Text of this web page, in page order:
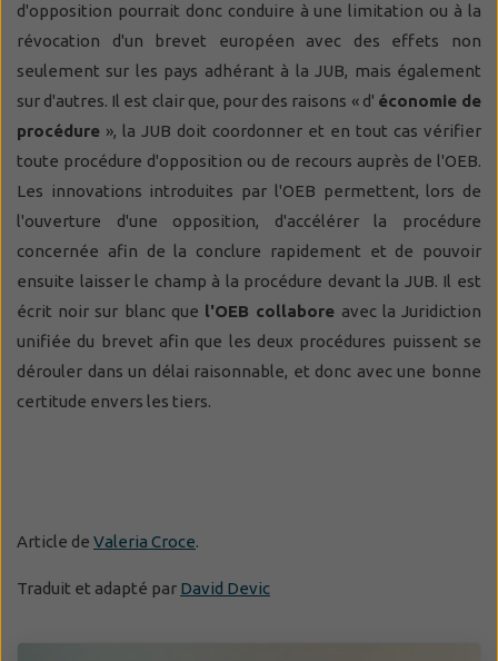
d'opposition pourrait donc conduire à une limitation ou à la
révocation d'un brevet européen avec des effets non
seulement sur les pays adhérant à la JUB, mais également
sur d'autres. Il est clair que, pour des raisons « d' économie de
procédure », la JUB doit coordonner et en tout cas vérifier
toute procédure d'opposition ou de recours auprès de l'OEB.
Les innovations introduites par l'OEB permettent, lors de
l'ouverture d'une opposition, d'accélérer la procédure
concernée afin de la conclure rapidement et de pouvoir
ensuite laisser le champ à la procédure devant la JUB. Il est
écrit noir sur blanc que l'OEB collabore avec la Juridiction
unifiée du brevet afin que les deux procédures puissent se
dérouler dans un délai raisonnable, et donc avec une bonne
certitude envers les tiers.
Article de Valeria Croce.
Traduit et adapté par David Devic